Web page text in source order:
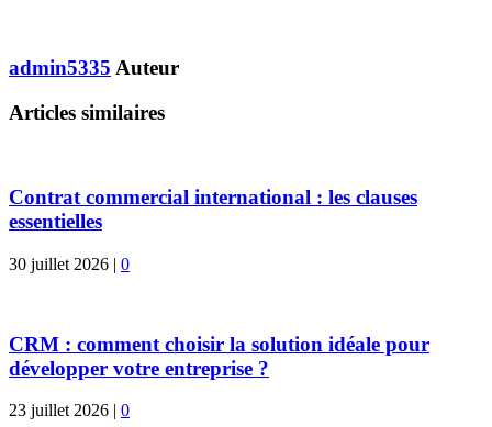
admin5335 Auteur
Articles similaires
Contrat commercial international : les clauses
essentielles
30 juillet 2026 | 0
CRM : comment choisir la solution idéale pour
développer votre entreprise ?
23 juillet 2026 0